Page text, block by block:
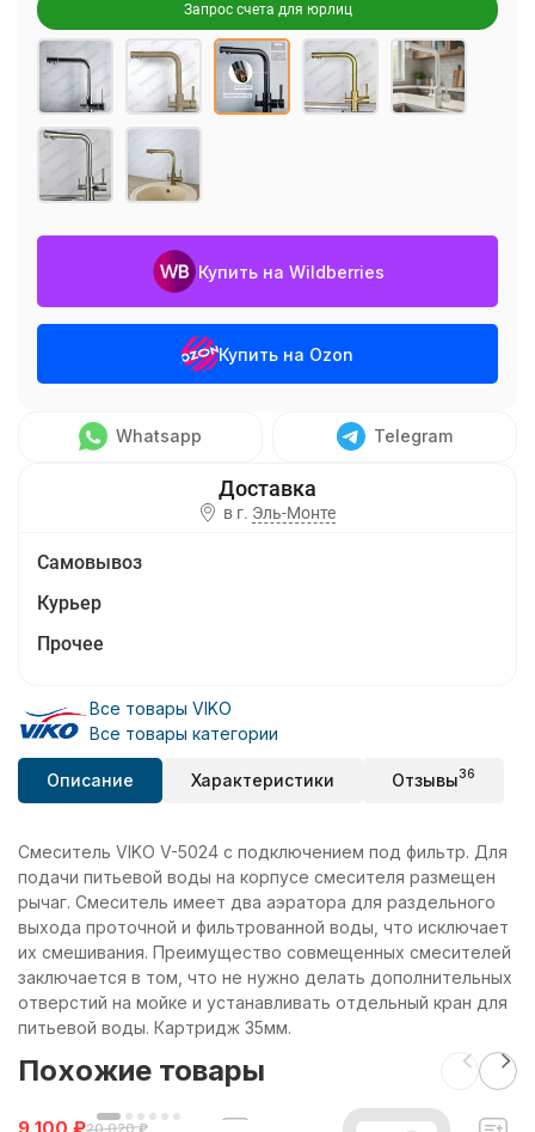
Запрос счета для юрлиц
Купить на Wildberries
Купить на Ozon
Whatsapp Telegram
в г. Эль-Монте
Самовывоз
Курьер
Прочее
Все товары VIKO
Все товары категории
Описание Характеристики Отзывы36
Смеситель VIKO V-5024 с подключением под фильтр. Для
подачи питьевой воды на корпусе смесителя размещен
рычаг. Смеситель имеет два аэратора для раздельного
выхода проточной и фильтрованной воды, что исключает
их смешивания. Преимущество совмещенных смесителей
заключается в том, что не нужно делать дополнительных
отверстий на мойке и устанавливать отдельный кран для
питьевой воды. Картридж 35мм.
Похожие товары
20 020 ₽